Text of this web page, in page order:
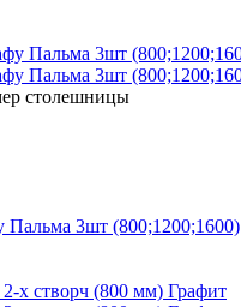
столешницы
3шт (800;1200;1600)